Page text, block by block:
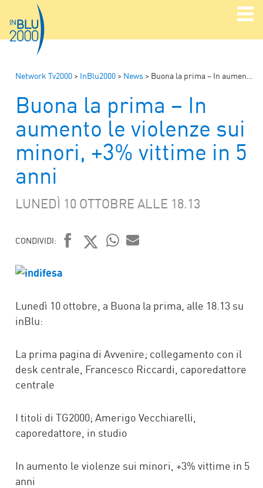
Network Tv2000 > InBlu2000 > News > Buona la prima – In aumento le violenze sui minori, +3% vittime in 5 anni
Buona la prima – In
aumento le violenze sui
minori, +3% vittime in 5
anni
LUNEDÌ 10 OTTOBRE ALLE 18.13
CONDIVIDI:
Lunedì 10 ottobre, a Buona la prima, alle 18.13 su
inBlu:
La prima pagina di Avvenire; collegamento con il
desk centrale, Francesco Riccardi, caporedattore
centrale
I titoli di TG2000; Amerigo Vecchiarelli,
caporedattore, in studio
In aumento le violenze sui minori, +3% vittime in 5
anni